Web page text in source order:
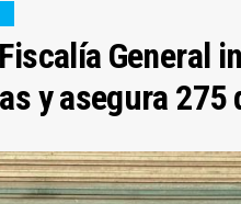
General
y asegura 275